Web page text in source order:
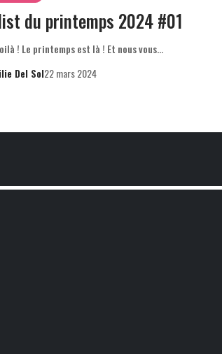
du printemps 2024 #01
! Le printemps est là ! Et nous vous…
Del Sol22 mars 2024